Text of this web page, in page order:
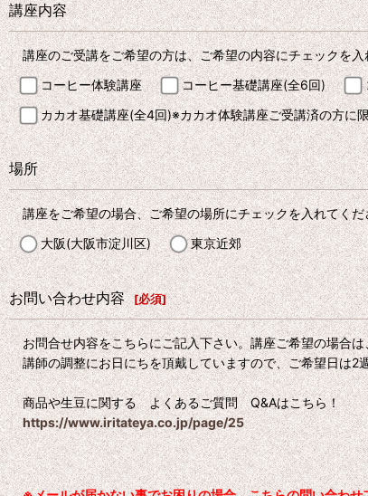
講座内容
講座のご受講をご希望の方は、ご希望の内容にチェックを
コーヒー体験講座
コーヒー基礎講座(全6回)
カカオ基礎講座(全4回)※カカオ体験講座ご受講済の方に
場所
講座をご希望の場合、ご希望の場所にチェックを入れてくだ
大阪(大阪市淀川区)
東京近郊
お問い合わせ内容 [必須]
お問合せ内容をこちらにご記入下さい。講座ご希望の場合
講師の調整にお日にちを頂戴していますので、ご希望日は2
商品や生豆に関する よくあるご質問 Q&Aはこちら！
https://www.iritateya.co.jp/page/25